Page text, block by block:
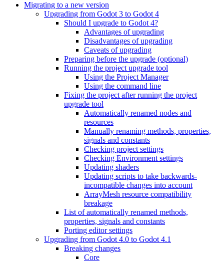
Migrating to a new version
Upgrading from Godot 3 to Godot 4
Should I upgrade to Godot 4?
Advantages of upgrading
Disadvantages of upgrading
Caveats of upgrading
Preparing before the upgrade (optional)
Running the project upgrade tool
Using the Project Manager
Using the command line
Fixing the project after running the project
upgrade tool
Automatically renamed nodes and
resources
Manually renaming methods, properties,
signals and constants
Checking project settings
Checking Environment settings
Updating shaders
Updating scripts to take backwards-
incompatible changes into account
ArrayMesh resource compatibility
breakage
List of automatically renamed methods,
properties, signals and constants
Porting editor settings
Upgrading from Godot 4.0 to Godot 4.1
Breaking changes
Core